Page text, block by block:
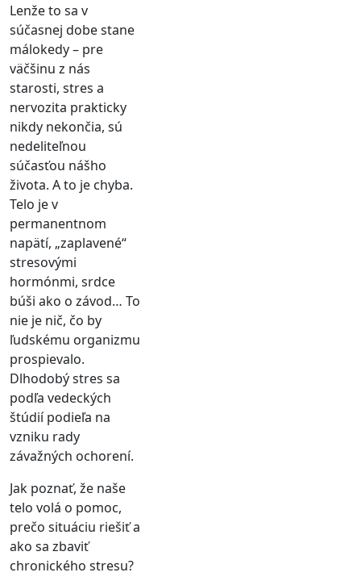
Lenže to sa v
súčasnej dobe stane
málokedy – pre
väčšinu z nás
starosti, stres a
nervozita prakticky
nikdy nekončia, sú
nedeliteľnou
súčasťou nášho
života. A to je chyba.
Telo je v
permanentnom
napätí, „zaplavené“
stresovými
hormónmi, srdce
búši ako o závod… To
nie je nič, čo by
ľudskému organizmu
prospievalo.
Dlhodobý stres sa
podľa vedeckých
štúdií podieľa na
vzniku rady
závažných ochorení.
Jak poznať, že naše
telo volá o pomoc,
prečo situáciu riešiť a
ako sa zbaviť
chronického stresu?